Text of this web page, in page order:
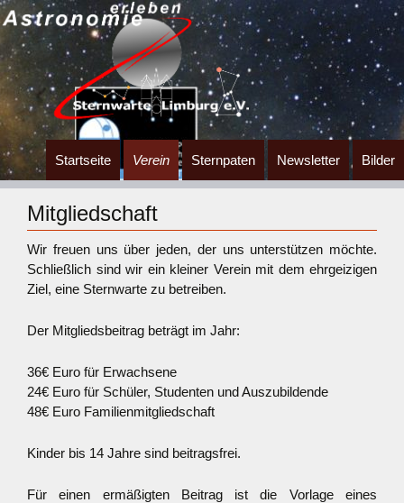
Zum
Inhalt
springen
Startseite Verein Sternpaten Newsletter Bilder
Mitgliedschaft
Wir freuen uns über jeden, der uns unterstützen möchte.
Schließlich sind wir ein kleiner Verein mit dem ehrgeizigen
Ziel, eine Sternwarte zu betreiben.
Der Mitgliedsbeitrag beträgt im Jahr:
36€ Euro für Erwachsene
24€ Euro für Schüler, Studenten und Auszubildende
48€ Euro Familienmitgliedschaft
Kinder bis 14 Jahre sind beitragsfrei.
Für einen ermäßigten Beitrag ist die Vorlage eines